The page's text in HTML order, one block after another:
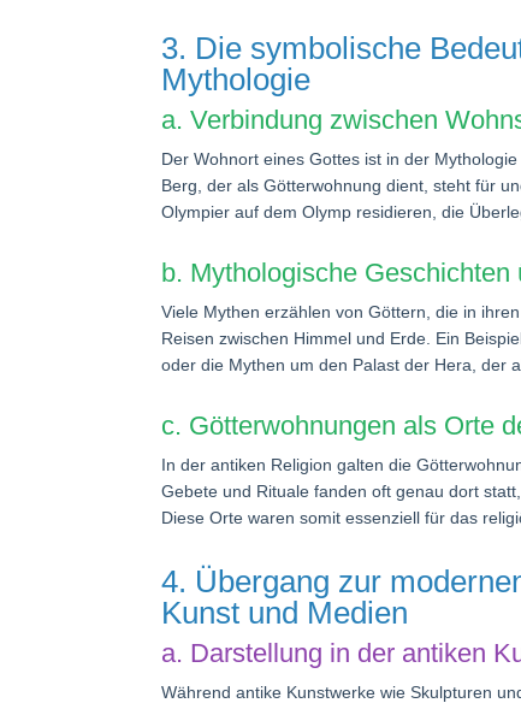
3. Die symbolische
Mythologie
a. Verbindung zwischen
Der Wohnort eines Gottes ist in der
Berg, der als Götterwohnung dient, steht für
Olympier auf dem Olymp residieren, die
b. Mythologische
Viele Mythen erzählen von Göttern, die in
Reisen zwischen Himmel und Erde. Ein
oder die Mythen um den Palast der Hera, der
c. Götterwohnungen als Orte
In der antiken Religion galten die
Gebete und Rituale fanden oft genau dort
Diese Orte waren somit essenziell für das
4. Übergang zur
Kunst und Medien
a. Darstellung in der antiken
Während antike Kunstwerke wie Skulpturen